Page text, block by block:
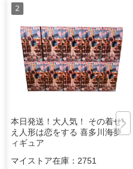
本日発送！大人気！ その着せ替
え人形は恋をする 喜多川海夢 フ
ィギュア
マイストア在庫： 2751